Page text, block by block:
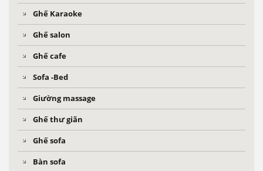
Ghế Karaoke
Ghế salon
Ghế cafe
Sofa -Bed
Giường massage
Ghế thư giãn
Ghế sofa
Bàn sofa